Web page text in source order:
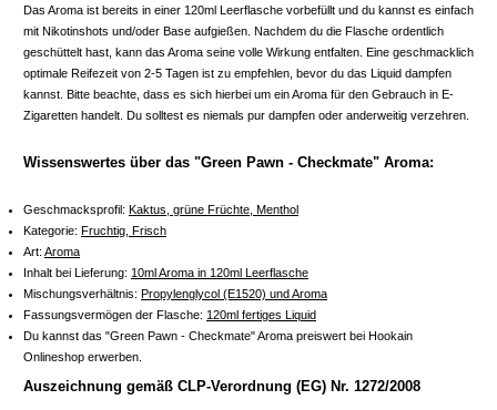
Das Aroma ist bereits in einer 120ml Leerflasche vorbefüllt und du kannst es einfach
mit Nikotinshots und/oder Base aufgießen. Nachdem du die Flasche ordentlich
geschüttelt hast, kann das Aroma seine volle Wirkung entfalten. Eine geschmacklich
optimale Reifezeit von 2-5 Tagen ist zu empfehlen, bevor du das Liquid dampfen
kannst. Bitte beachte, dass es sich hierbei um ein Aroma für den Gebrauch in E-
Zigaretten handelt. Du solltest es niemals pur dampfen oder anderweitig verzehren.
Wissenswertes über das "Green Pawn - Checkmate" Aroma:
Geschmacksprofil: Kaktus, grüne Früchte, Menthol
Kategorie: Fruchtig, Frisch
Art: Aroma
Inhalt bei Lieferung: 10ml Aroma in 120ml Leerflasche
Mischungsverhältnis: Propylenglycol (E1520) und Aroma
Fassungsvermögen der Flasche: 120ml fertiges Liquid
Du kannst das "Green Pawn - Checkmate" Aroma preiswert bei Hookain
Onlineshop erwerben.
Auszeichnung gemäß CLP-Verordnung (EG) Nr. 1272/2008